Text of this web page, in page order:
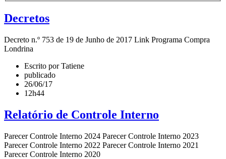
Decretos
Decreto n.º 753 de 19 de Junho de 2017 Link Programa Compra
Londrina
Escrito por Tatiene
publicado
26/06/17
12h44
Relatório de Controle Interno
Parecer Controle Interno 2024 Parecer Controle Interno 2023
Parecer Controle Interno 2022 Parecer Controle Interno 2021
Parecer Controle Interno 2020